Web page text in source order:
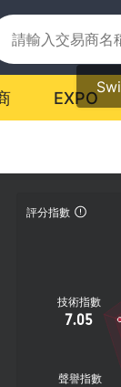
EXPO
評分指數
技術指數
7.05
聲譽指數